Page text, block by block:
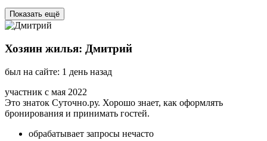
Показать ещё
Хозяин жилья: Дмитрий
был на сайте: 1 день назад
участник с мая 2022
Это знаток Суточно.ру. Хорошо знает, как оформлять
бронирования и принимать гостей.
обрабатывает запросы нечасто